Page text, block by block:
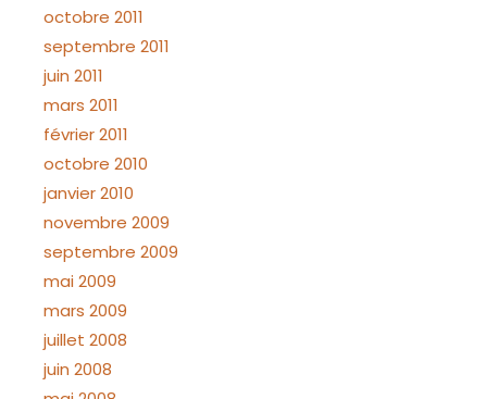
octobre 2011
septembre 2011
juin 2011
mars 2011
février 2011
octobre 2010
janvier 2010
novembre 2009
septembre 2009
mai 2009
mars 2009
juillet 2008
juin 2008